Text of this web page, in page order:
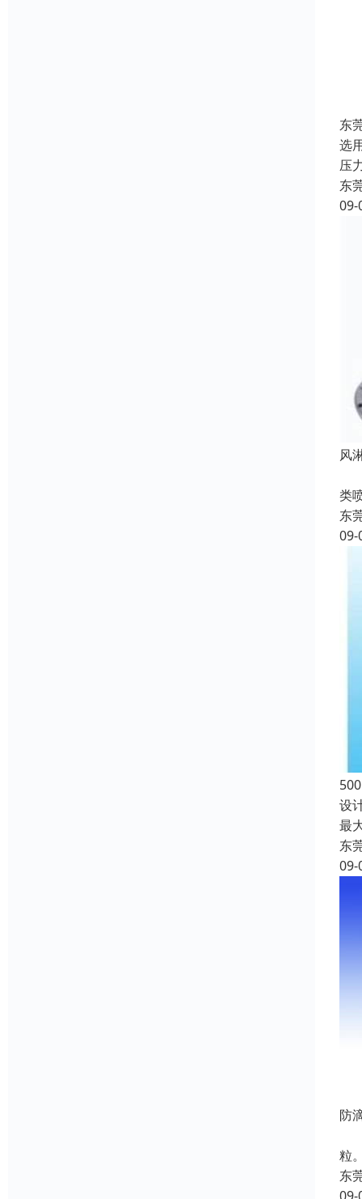
东
选
压
东
09-
风
类
东
09-
设
最
东
09-
防
粒
东